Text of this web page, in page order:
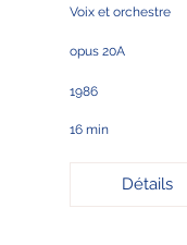
Voix et orchestre
opus 20A
1986
16 min
Détails